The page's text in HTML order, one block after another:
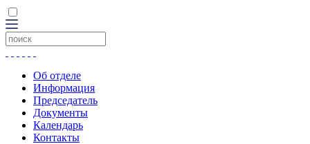
Об отделе
Информация
Председатель
Документы
Календарь
Контакты